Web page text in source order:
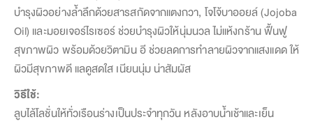
บำรุงผิวอย่างล้ำลึกด้วยสารสกัดจากแตงกวา, โจโจ้บาออยล์ (Jojoba
Oil) และมอยเจอร์ไรเซอร์ ช่วยบำรุงผิวให้นุ่มนวล ไม่แห้งกร้าน ฟื้นฟู
สุขภาพผิว พร้อมด้วยวิตามิน อี ช่วยลดการทำลายผิวจากแสงแดด ให้
ผิวมีสุขภาพดี แลดูสดใส เนียนนุ่ม น่าสัมผัส
วิธีใช้:
ลูบไล้โลชั่นให้ทั่วเรือนร่างเป็นประจำทุกวัน หลังอาบน้ำเช้าและเย็น